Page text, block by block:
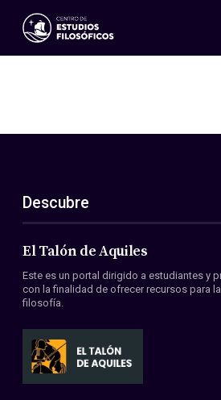
Eventos
ES
EN
Acerca de nosotros
Miembros
Convenios
Descubre
El Talón de Aquiles
Este es un portal dirigido a estudiantes y
con la finalidad de ofrecer recursos para
filosofía.